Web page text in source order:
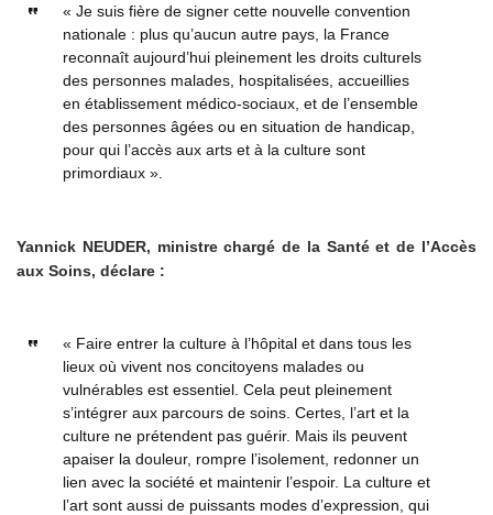
« Je suis fière de signer cette nouvelle convention
nationale : plus qu’aucun autre pays, la France
reconnaît aujourd’hui pleinement les droits culturels
des personnes malades, hospitalisées, accueillies
en établissement médico-sociaux, et de l’ensemble
des personnes âgées ou en situation de handicap,
pour qui l’accès aux arts et à la culture sont
primordiaux ».
Yannick NEUDER, ministre chargé de la Santé et de l’Accès
aux Soins, déclare :
« Faire entrer la culture à l’hôpital et dans tous les
lieux où vivent nos concitoyens malades ou
vulnérables est essentiel. Cela peut pleinement
s’intégrer aux parcours de soins. Certes, l’art et la
culture ne prétendent pas guérir. Mais ils peuvent
apaiser la douleur, rompre l’isolement, redonner un
lien avec la société et maintenir l’espoir. La culture et
l’art sont aussi de puissants modes d’expression, qui